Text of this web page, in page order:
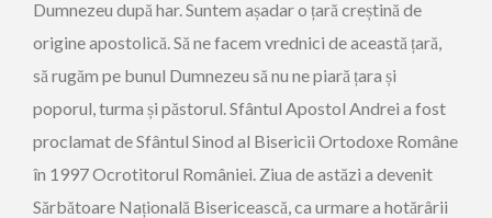
Dumnezeu după har. Suntem așadar o țară creștină de
origine apostolică. Să ne facem vrednici de această țară,
să rugăm pe bunul Dumnezeu să nu ne piară țara și
poporul, turma și păstorul. Sfântul Apostol Andrei a fost
proclamat de Sfântul Sinod al Bisericii Ortodoxe Române
în 1997 Ocrotitorul României. Ziua de astăzi a devenit
Sărbătoare Națională Bisericească, ca urmare a hotărârii